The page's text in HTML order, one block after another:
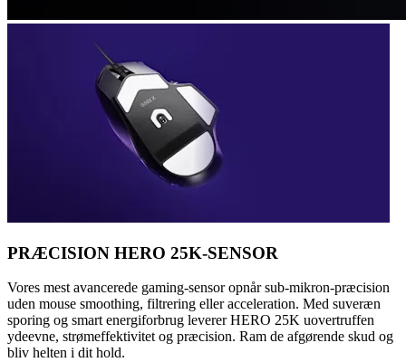
PRÆCISION HERO 25K-SENSOR
Vores mest avancerede gaming-sensor opnår sub-mikron-præcision
uden mouse smoothing, filtrering eller acceleration. Med suveræn
sporing og smart energiforbrug leverer HERO 25K uovertruffen
ydeevne, strømeffektivitet og præcision. Ram de afgørende skud og
bliv helten i dit hold.